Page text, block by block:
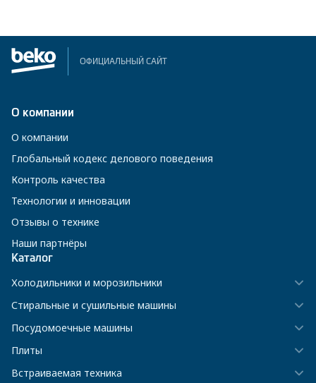
ОФИЦИАЛЬНЫЙ САЙТ
О компании
О компании
Глобальный кодекс делового поведения
Контроль качества
Технологии и инновации
Отзывы о технике
Наши партнёры
Каталог
Холодильники и морозильники
Стиральные и сушильные машины
Посудомоечные машины
Плиты
Встраиваемая техника